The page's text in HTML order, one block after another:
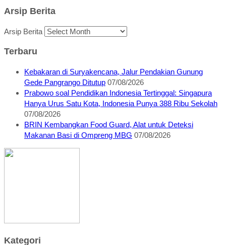
Arsip Berita
Arsip Berita
Terbaru
Kebakaran di Suryakencana, Jalur Pendakian Gunung
Gede Pangrango Ditutup 07/08/2026
Prabowo soal Pendidikan Indonesia Tertinggal: Singapura
Hanya Urus Satu Kota, Indonesia Punya 388 Ribu Sekolah
07/08/2026
BRIN Kembangkan Food Guard, Alat untuk Deteksi
Makanan Basi di Ompreng MBG 07/08/2026
Kategori